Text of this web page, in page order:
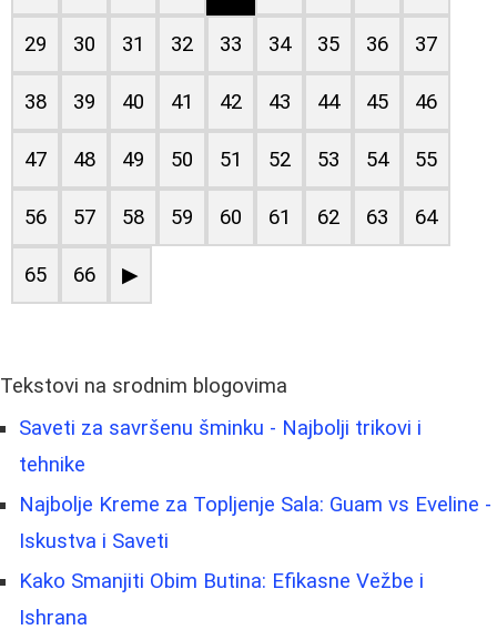
29 30 31 32 33 34 35 36 37
38 39 40 41 42 43 44 45 46
47 48 49 50 51 52 53 54 55
56 57 58 59 60 61 62 63 64
65 66 ▶
Tekstovi na srodnim blogovima
Saveti za savršenu šminku - Najbolji trikovi i
tehnike
Najbolje Kreme za Topljenje Sala: Guam vs Eveline -
Iskustva i Saveti
Kako Smanjiti Obim Butina: Efikasne Vežbe i
Ishrana